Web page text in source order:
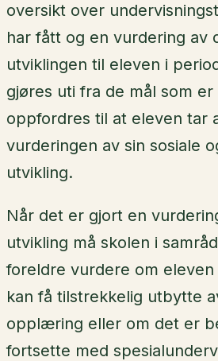
oversikt over
har fått og en vurdering av
utviklingen til eleven i
gjøres uti fra de mål som
oppfordres til at eleven tar
vurderingen av sin sosiale
utvikling.
Når det er gjort en
utvikling må skolen i
foreldre vurdere om
kan få tilstrekkelig utbytte
opplæring eller om det er
fortsette med